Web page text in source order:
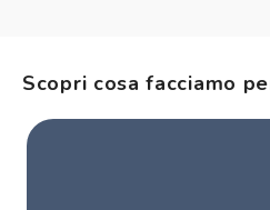
Scopri cosa facciamo